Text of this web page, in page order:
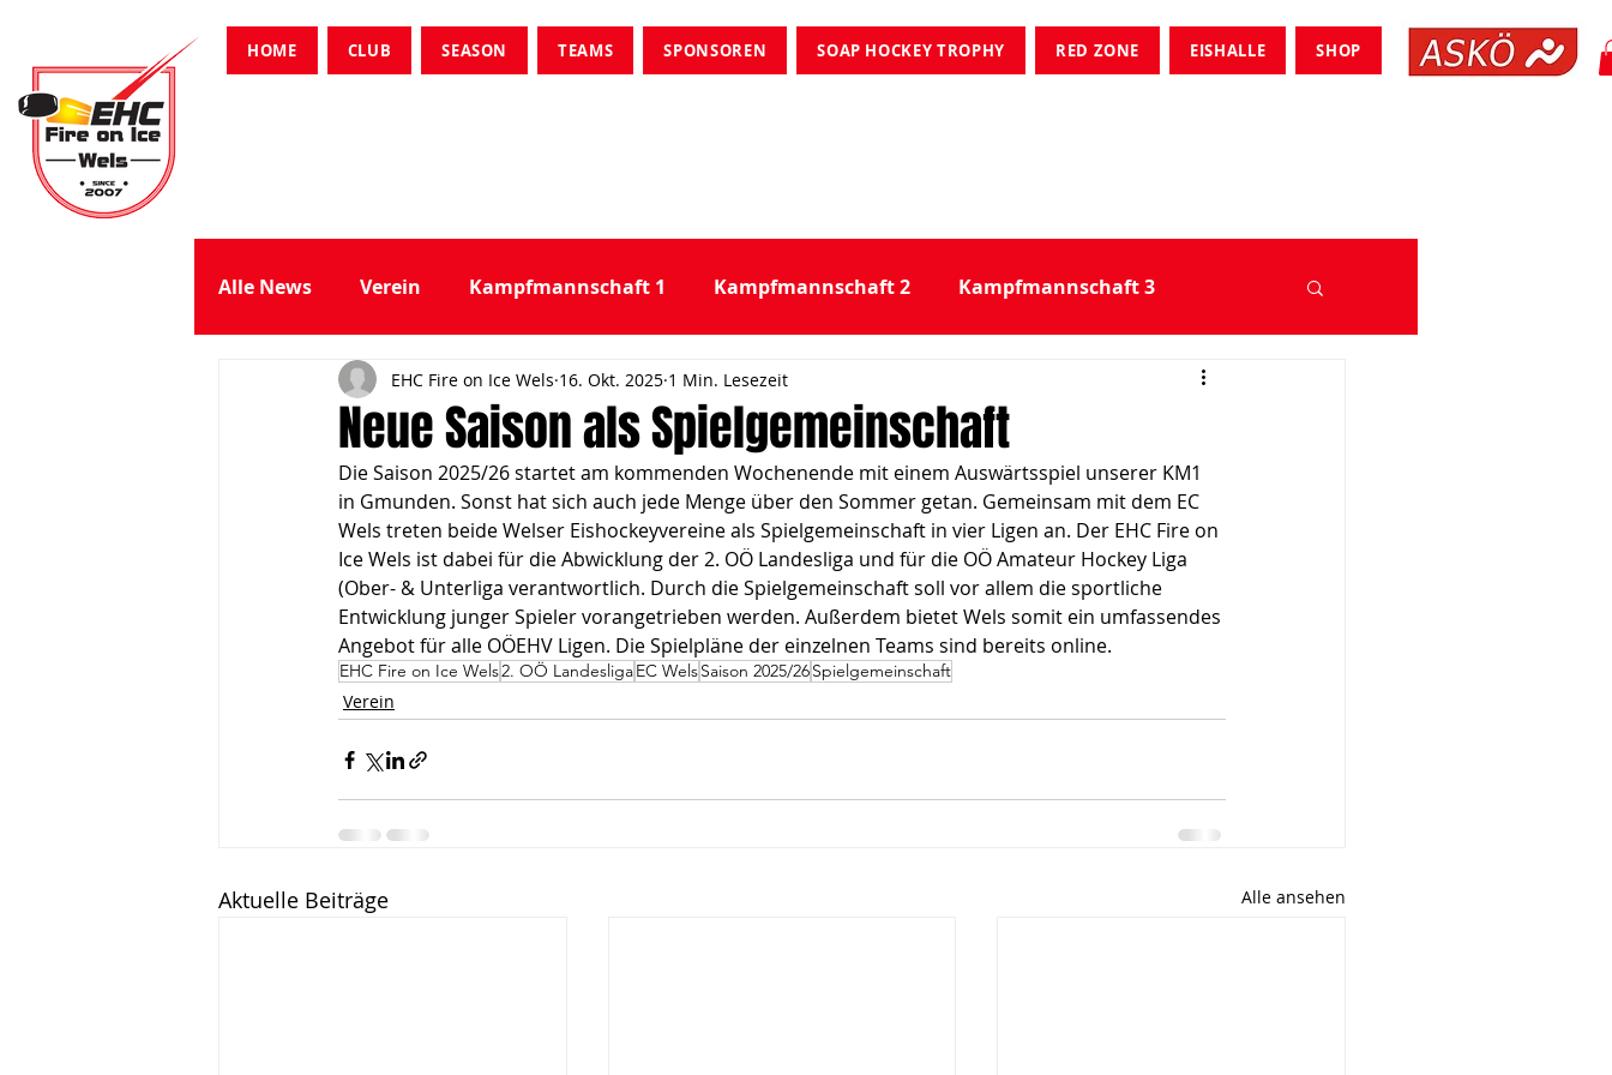
HOME CLUB SEASON TEAMS SPONSOREN SOAP HOCKEY TROPHY RED ZONE EISHALLE SHOP
Alle News Verein Kampfmannschaft 1 Kampfmannschaft 2 Kampfmannschaft 3
Soap Hockey Trophy Niederlage
Neue Saison als Spielgemeinschaft
EHC Fire on Ice Wels 16. Okt. 2025 1 Min. Lesezeit
Die Saison 2025/26 startet am kommenden Wochenende mit einem Auswärtsspiel unserer KM1
in Gmunden. Sonst hat sich auch jede Menge über den Sommer getan. Gemeinsam mit dem EC
Wels treten beide Welser Eishockeyvereine als Spielgemeinschaft in vier Ligen an. Der EHC Fire on
Ice Wels ist dabei für die Abwicklung der 2. OÖ Landesliga und für die OÖ Amateur Hockey Liga
(Ober- & Unterliga verantwortlich. Durch die Spielgemeinschaft soll vor allem die sportliche
Entwicklung junger Spieler vorangetrieben werden. Außerdem bietet Wels somit ein umfassendes
Angebot für alle OÖEHV Ligen. Die Spielpläne der einzelnen Teams sind bereits online.
EHC Fire on Ice Wels2. OÖ LandesligaEC WelsSaison 2025/26Spielgemeinschaft
Verein
Aktuelle Beiträge Alle ansehen